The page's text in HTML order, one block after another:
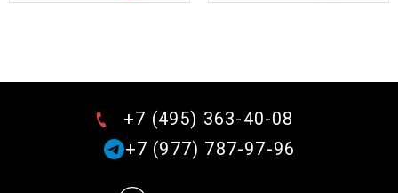
+7 (495) 363-40-08
+7 (977) 787-97-96